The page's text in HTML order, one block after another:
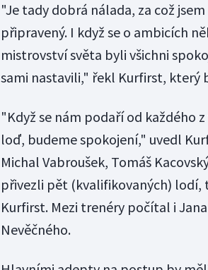
"Je tady dobrá nálada, za což
připravený. I když se o ambicích
mistrovství světa byli všichni
sami nastavili," řekl Kurfirst, který
"Když se nám podaří od každého
loď, budeme spokojení," uvedl
Michal Vabroušek, Tomáš
přivezli pět (kvalifikovaných)
Kurfirst. Mezi trenéry počítal i
Nevěčného.